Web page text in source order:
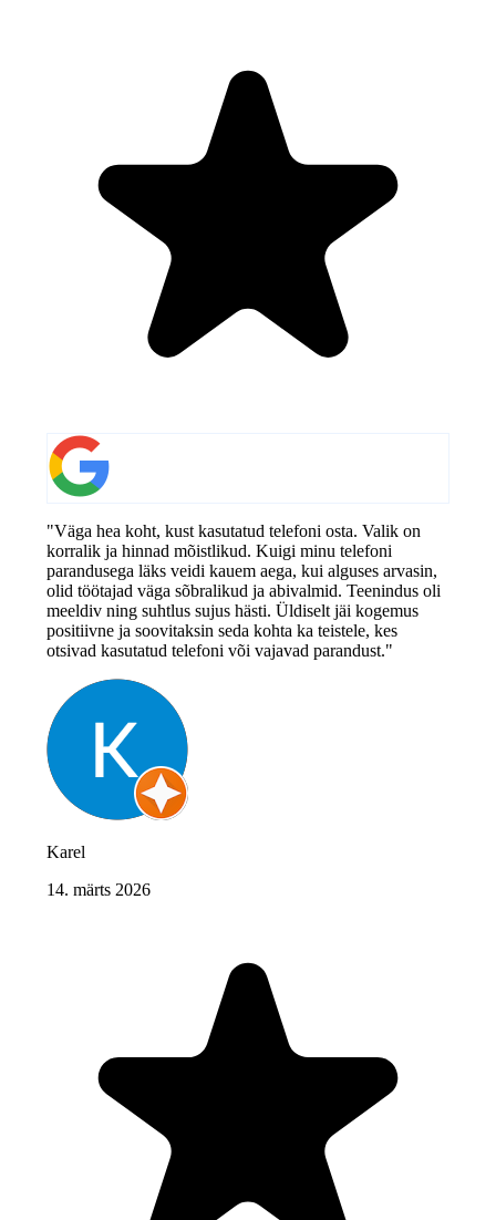
"Väga hea koht, kust kasutatud telefoni osta. Valik on
korralik ja hinnad mõistlikud. Kuigi minu telefoni
parandusega läks veidi kauem aega, kui alguses arvasin,
olid töötajad väga sõbralikud ja abivalmid. Teenindus oli
meeldiv ning suhtlus sujus hästi. Üldiselt jäi kogemus
positiivne ja soovitaksin seda kohta ka teistele, kes
otsivad kasutatud telefoni või vajavad parandust."
Karel
14. märts 2026